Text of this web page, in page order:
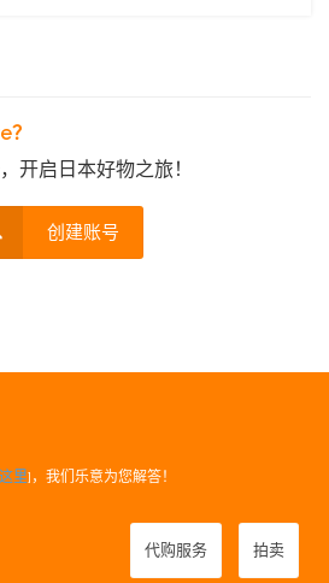
开启日本好物之旅！
创建账号
这里]，我们乐意为您解答！
代购服务 拍卖